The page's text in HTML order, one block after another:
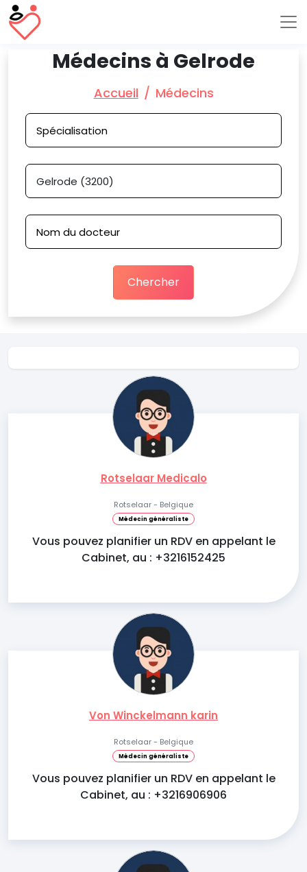
Médecins à Gelrode
Accueil Médecins
Chercher
Rotselaar Medicalo
Rotselaar - Belgique
Médecin généraliste
Vous pouvez planifier un RDV en appelant le
Cabinet, au : +3216152425
Von Winckelmann karin
Rotselaar - Belgique
Médecin généraliste
Vous pouvez planifier un RDV en appelant le
Cabinet, au : +3216906906